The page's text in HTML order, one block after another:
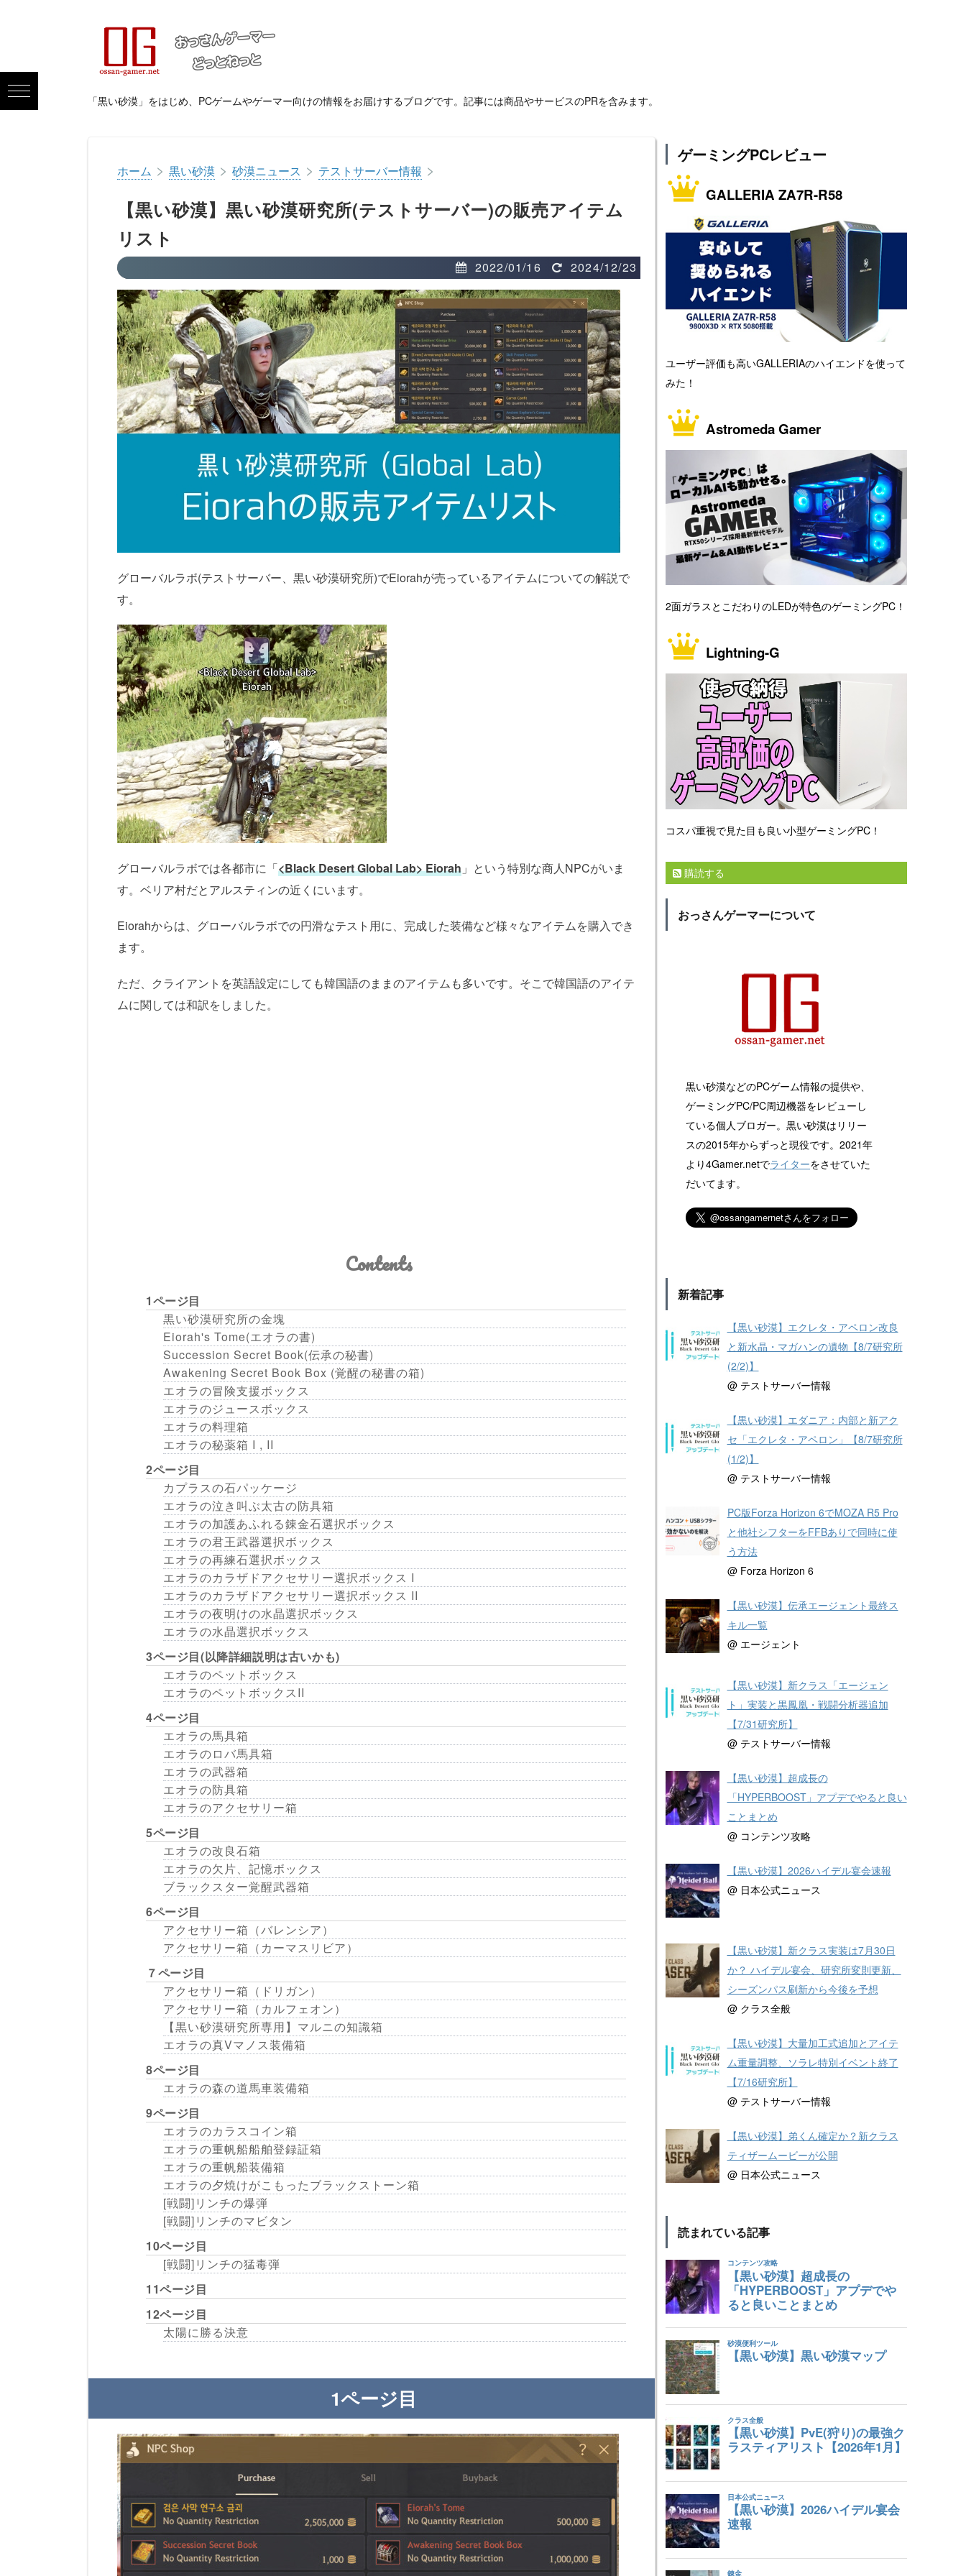
「黒い砂漠」をはじめ、PCゲームやゲーマー向けの情報をお届けするブログです。記事には商品やサービスのPRを含みます。
ホーム > 黒い砂漠 > 砂漠ニュース > テストサーバー情報 >
【黒い砂漠】黒い砂漠研究所(テストサーバー)の販売アイテム
リスト
2022/01/16 2024/12/23
グローバルラボ(テストサーバー、黒い砂漠研究所)でEiorahが売っているアイテムについての解説で
す。
グローバルラボでは各都市に「<Black Desert Global Lab> Eiorah 」という特別な商人NPCがいま
す。ベリア村だとアルスティンの近くにいます。
Eiorahからは、グローバルラボでの円滑なテスト用に、完成した装備など様々なアイテムを購入でき
ます。
ただ、クライアントを英語設定にしても韓国語のままのアイテムも多いです。そこで韓国語のアイテ
ムに関しては和訳をしました。
Contents
1ページ目
黒い砂漠研究所の金塊
Eiorah's Tome(エオラの書)
Succession Secret Book(伝承の秘書)
Awakening Secret Book Box (覚醒の秘書の箱)
エオラの冒険支援ボックス
エオラのジュースボックス
エオラの料理箱
エオラの秘薬箱 I , II
2ページ目
カプラスの石パッケージ
エオラの泣き叫ぶ太古の防具箱
エオラの加護あふれる錬金石選択ボックス
エオラの君王武器選択ボックス
エオラの再練石選択ボックス
エオラのカラザドアクセサリー選択ボックス I
エオラのカラザドアクセサリー選択ボックス II
エオラの夜明けの水晶選択ボックス
エオラの水晶選択ボックス
3ページ目(以降詳細説明は古いかも)
エオラのペットボックス
エオラのペットボックスII
4ページ目
エオラの馬具箱
エオラのロバ馬具箱
エオラの武器箱
エオラの防具箱
エオラのアクセサリー箱
5ページ目
エオラの改良石箱
エオラの欠片、記憶ボックス
ブラックスター覚醒武器箱
6ページ目
アクセサリー箱（バレンシア）
アクセサリー箱（カーマスリビア）
７ページ目
アクセサリー箱（ドリガン）
アクセサリー箱（カルフェオン）
【黒い砂漠研究所専用】マルニの知識箱
エオラの真Vマノス装備箱
8ページ目
エオラの森の道馬車装備箱
9ページ目
エオラのカラスコイン箱
エオラの重帆船船舶登録証箱
エオラの重帆船装備箱
エオラの夕焼けがこもったブラックストーン箱
[戦闘]リンチの爆弾
[戦闘]リンチのマビタン
10ページ目
[戦闘]リンチの猛毒弾
11ページ目
12ページ目
太陽に勝る決意
1ページ目
ゲーミングPCレビュー
GALLERIA ZA7R-R58
ユーザー評価も高いGALLERIAのハイエンドを使って
みた！
Astromeda Gamer
2面ガラスとこだわりのLEDが特色のゲーミングPC！
Lightning-G
コスパ重視で見た目も良い小型ゲーミングPC！
購読する
おっさんゲーマーについて
黒い砂漠などのPCゲーム情報の提供や、
ゲーミングPC/PC周辺機器をレビューし
ている個人ブロガー。黒い砂漠はリリー
スの2015年からずっと現役です。2021年
より4Gamer.netでライターをさせていた
だいてます。
新着記事
【黒い砂漠】エクレタ・アペロン改良
と新水晶・マガハンの遺物【8/7研究所
(2/2)】
@ テストサーバー情報
【黒い砂漠】エダニア：内部と新アク
セ「エクレタ・アペロン」【8/7研究所
(1/2)】
@ テストサーバー情報
PC版Forza Horizon 6でMOZA R5 Pro
と他社シフターをFFBありで同時に使
う方法
@ Forza Horizon 6
【黒い砂漠】伝承エージェント最終ス
キル一覧
@ エージェント
【黒い砂漠】新クラス「エージェン
ト」実装と黒鳳凰・戦闘分析器追加
【7/31研究所】
@ テストサーバー情報
【黒い砂漠】超成長の
「HYPERBOOST」アプデでやると良い
ことまとめ
@ コンテンツ攻略
【黒い砂漠】2026ハイデル宴会速報
@ 日本公式ニュース
【黒い砂漠】新クラス実装は7月30日
か？ ハイデル宴会、研究所変則更新、
シーズンパス刷新から今後を予想
@ クラス全般
【黒い砂漠】大量加工式追加とアイテ
ム重量調整、ソラレ特別イベント終了
【7/16研究所】
@ テストサーバー情報
【黒い砂漠】弟くん確定か？新クラス
ティザームービーが公開
@ 日本公式ニュース
読まれている記事